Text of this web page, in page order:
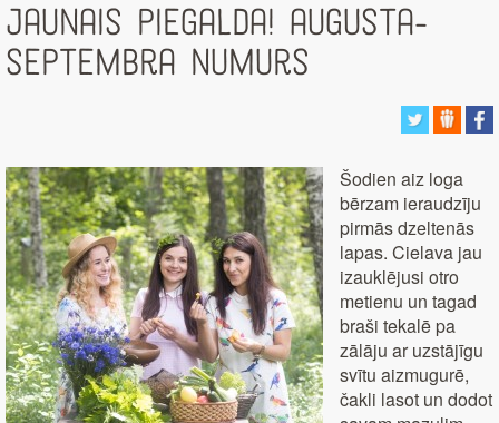
Jaunais PieGalda! augusta-
septembra numurs
Šodien aiz loga
bērzam ieraudzīju
pirmās dzeltenās
lapas. Cielava jau
izauklējusi otro
metienu un tagad
braši tekalē pa
zālāju ar uzstājīgu
svītu aizmugurē,
čakli lasot un dodot